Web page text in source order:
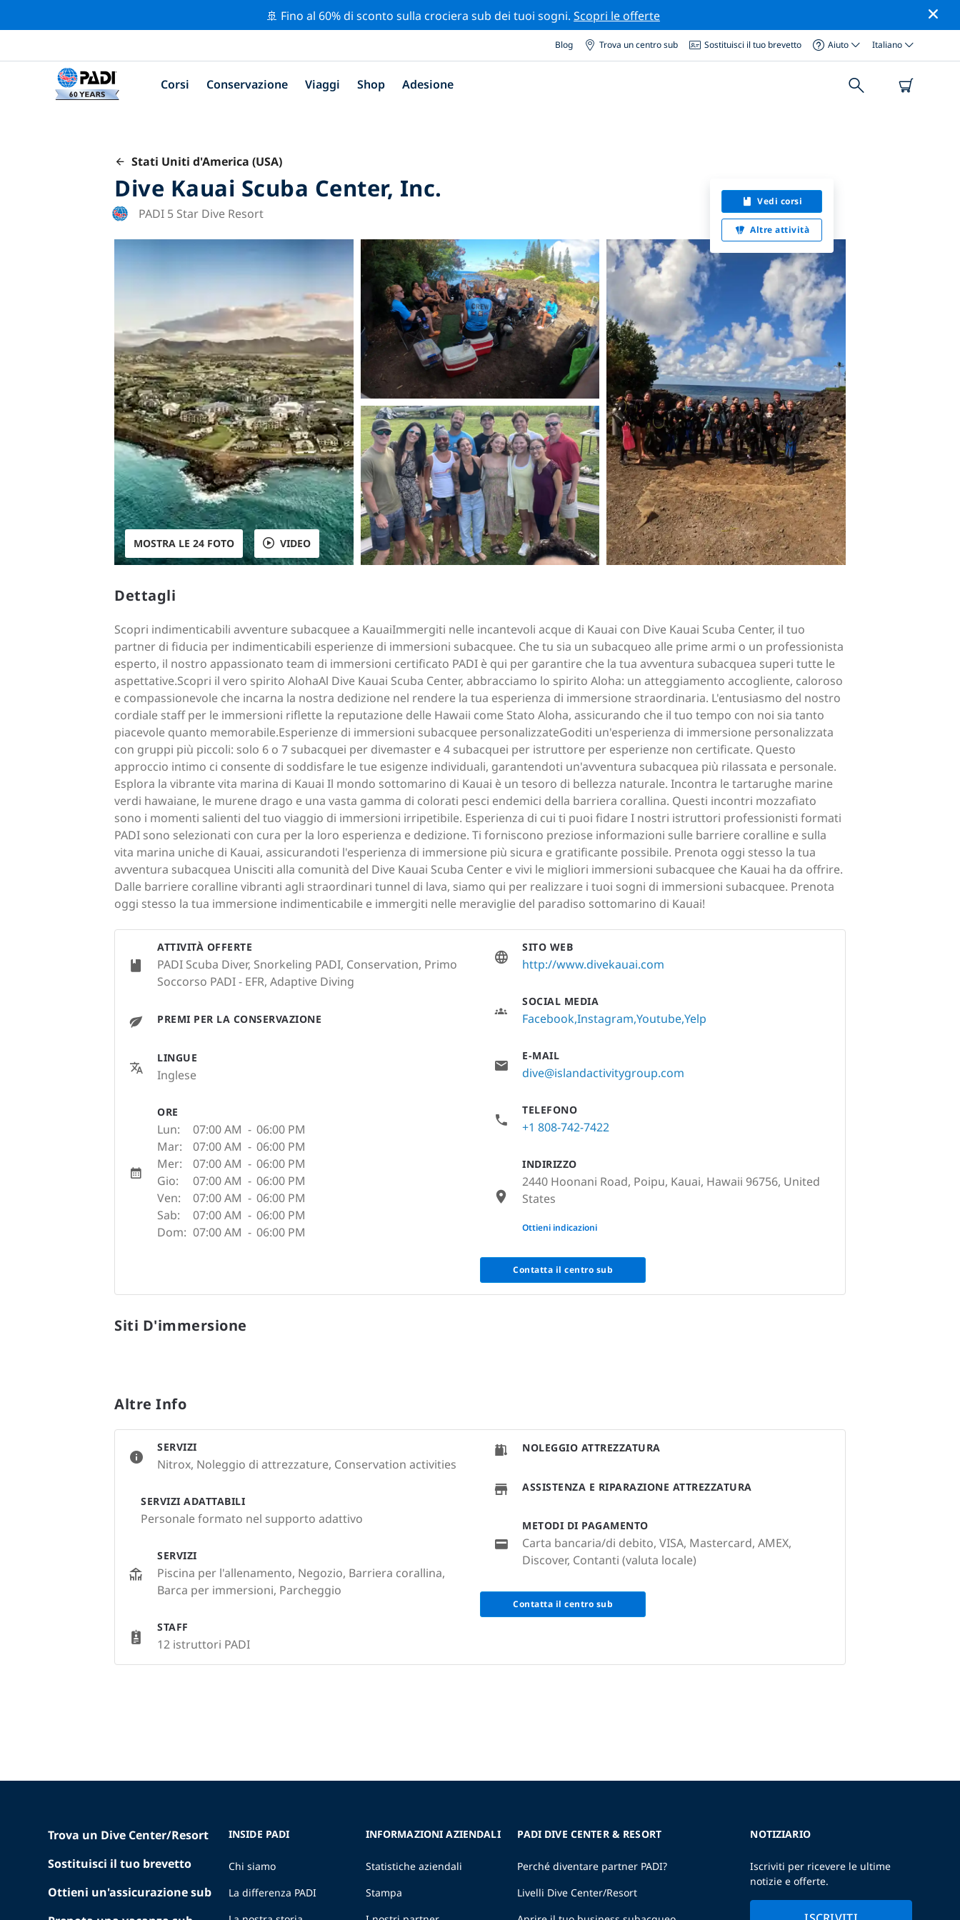
🚢 Fino al 60% di sconto sulla crociera sub dei tuoi sogni. Scopri le offerte
Blog Trova un centro sub Sostituisci il tuo brevetto Aiuto Italiano
Corsi Conservazione Viaggi Shop Adesione
Stati Uniti d'America (USA)
Dive Kauai Scuba Center, Inc.
PADI 5 Star Dive Resort
Vedi corsi
Altre attività
MOSTRA LE 24 FOTO VIDEO
Dettagli
Scopri indimenticabili avventure subacquee a KauaiImmergiti nelle incantevoli acque di Kauai con Dive Kauai Scuba Center, il tuo
partner di fiducia per indimenticabili esperienze di immersioni subacquee. Che tu sia un subacqueo alle prime armi o un professionista
esperto, il nostro appassionato team di immersioni certificato PADI è qui per garantire che la tua avventura subacquea superi tutte le
aspettative.Scopri il vero spirito AlohaAl Dive Kauai Scuba Center, abbracciamo lo spirito Aloha: un atteggiamento accogliente, caloroso
e compassionevole che incarna la nostra dedizione nel rendere la tua esperienza di immersione straordinaria. L'entusiasmo del nostro
cordiale staff per le immersioni riflette la reputazione delle Hawaii come Stato Aloha, assicurando che il tuo tempo con noi sia tanto
piacevole quanto memorabile.Esperienze di immersioni subacquee personalizzateGoditi un'esperienza di immersione personalizzata
con gruppi più piccoli: solo 6 o 7 subacquei per divemaster e 4 subacquei per istruttore per esperienze non certificate. Questo
approccio intimo ci consente di soddisfare le tue esigenze individuali, garantendoti un'avventura subacquea più rilassata e personale.
Esplora la vibrante vita marina di Kauai Il mondo sottomarino di Kauai è un tesoro di bellezza naturale. Incontra le tartarughe marine
verdi hawaiane, le murene drago e una vasta gamma di colorati pesci endemici della barriera corallina. Questi incontri mozzafiato
sono i momenti salienti del tuo viaggio di immersioni irripetibile. Esperienza di cui ti puoi fidare I nostri istruttori professionisti formati
PADI sono selezionati con cura per la loro esperienza e dedizione. Ti forniscono preziose informazioni sulle barriere coralline e sulla
vita marina uniche di Kauai, assicurandoti l'esperienza di immersione più sicura e gratificante possibile. Prenota oggi stesso la tua
avventura subacquea Unisciti alla comunità del Dive Kauai Scuba Center e vivi le migliori immersioni subacquee che Kauai ha da offrire.
Dalle barriere coralline vibranti agli straordinari tunnel di lava, siamo qui per realizzare i tuoi sogni di immersioni subacquee. Prenota
oggi stesso la tua immersione indimenticabile e immergiti nelle meraviglie del paradiso sottomarino di Kauai!
ATTIVITÀ OFFERTE
PADI Scuba Diver, Snorkeling PADI, Conservation, Primo
Soccorso PADI - EFR, Adaptive Diving
PREMI PER LA CONSERVAZIONE
LINGUE
Inglese
ORE
Lun: 07:00 AM - 06:00 PM
Mar:
07:00 AM - 06:00 PM
Mer:
07:00 AM - 06:00 PM
Gio:
07:00 AM - 06:00 PM
Ven:
07:00 AM - 06:00 PM
Sab:
07:00 AM - 06:00 PM
Dom: 07:00 AM - 06:00 PM
SITO WEB
http://www.divekauai.com
SOCIAL MEDIA
FacebookInstagram YoutubeYelp
E-MAIL
dive@islandactivitygroup.com
TELEFONO
+1 808-742-7422
INDIRIZZO
2440 Hoonani Road, Poipu, Kauai, Hawaii 96756, United
States
None
Ottieni indicazioni
Contatta il centro sub
Siti D'immersione
Altre Info
SERVIZI
Nitrox, Noleggio di attrezzature, Conservation activities
SERVIZI ADATTABILI
Personale formato nel supporto adattivo
SERVIZI
Piscina per l'allenamento, Negozio, Barriera corallina,
Barca per immersioni, Parcheggio
STAFF
12 istruttori PADI
NOLEGGIO ATTREZZATURA
ASSISTENZA E RIPARAZIONE ATTREZZATURA
METODI DI PAGAMENTO
Carta bancaria/di debito, VISA, Mastercard, AMEX,
Discover, Contanti (valuta locale)
Contatta il centro sub
Trova un Dive Center/Resort
Sostituisci il tuo brevetto
Ottieni un'assicurazione sub
INSIDE PADI
Chi siamo
La differenza PADI
INFORMAZIONI AZIENDALI
Statistiche aziendali
Stampa
PADI DIVE CENTER & RESORT
Perché diventare partner PADI?
Livelli Dive Center/Resort
NOTIZIARIO
Iscriviti per ricevere le ultime
notizie e offerte.